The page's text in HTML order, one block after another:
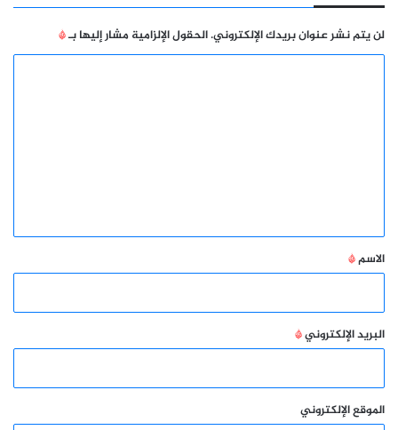
لن يتم نشر عنوان بريدك الإلكتروني.الحقول الإلزامية مشار إليها بـ*
*
الاسم*
البريد الإلكتروني*
الموقع الإلكتروني